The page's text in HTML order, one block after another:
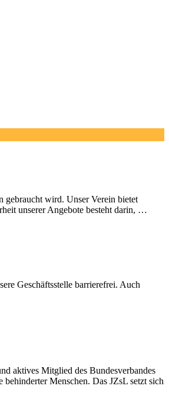
gebraucht wird. Unser Verein bietet
unserer Angebote besteht darin, …
Geschäftsstelle barrierefrei. Auch
aktives Mitglied des Bundesverbandes
Menschen. Das JZsL setzt sich